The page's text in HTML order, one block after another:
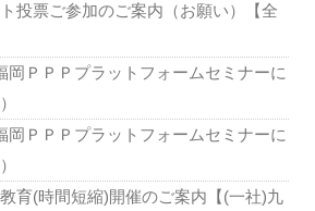
投票ご参加のご案内（お願い）【全
岡ＰＰＰプラットフォームセミナーに
岡ＰＰＰプラットフォームセミナーに
育(時間短縮)開催のご案内【(一社)九